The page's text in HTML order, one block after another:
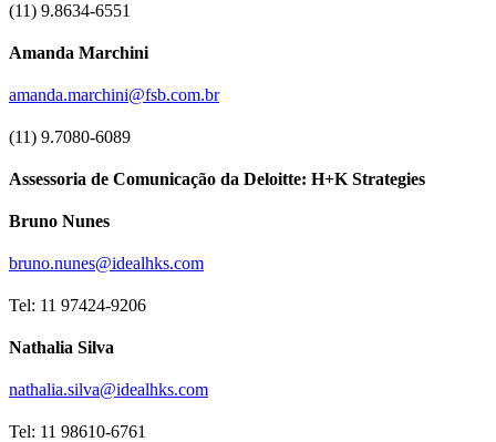
(11) 9.8634-6551
Amanda Marchini
amanda.marchini@fsb.com.br
(11) 9.7080-6089
Assessoria de Comunicação da Deloitte: H+K Strategies
Bruno Nunes
bruno.nunes@idealhks.com
Tel: 11 97424-9206
Nathalia Silva
nathalia.silva@idealhks.com
Tel: 11 98610-6761